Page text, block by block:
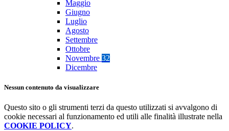
Maggio
Giugno
Luglio
Agosto
Settembre
Ottobre
Novembre 32
Dicembre
Nessun contenuto da visualizzare
Questo sito o gli strumenti terzi da questo utilizzati si avvalgono di
cookie necessari al funzionamento ed utili alle finalità illustrate nella
COOKIE POLICY.